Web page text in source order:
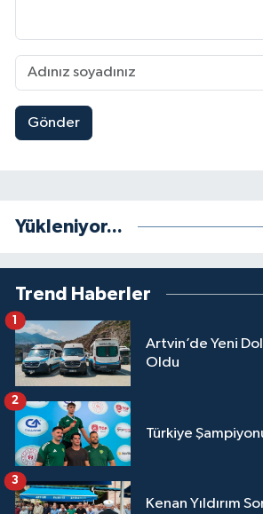
Gönder
Yükleniyor...
Trend Haberler
Artvin’de Yeni
Oldu
1
Türkiye
2
Kenan Yıldırım
3